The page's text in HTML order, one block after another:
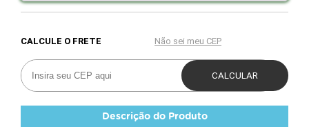
Descrição do Produto